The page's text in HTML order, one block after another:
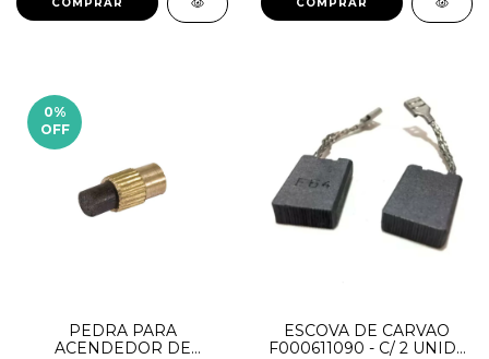
0%
OFF
PEDRA PARA
ACENDEDOR DE
ESCOVA DE CARVAO
F000611090 - C/ 2 UNID -